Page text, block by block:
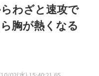
わざと速攻で
胸が熱くなる